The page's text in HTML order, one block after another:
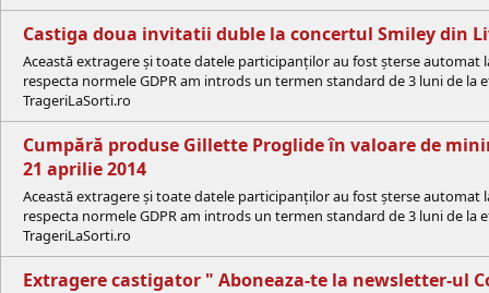
Castiga doua invitatii duble la concertul Smiley din
Această extragere și toate datele participanților au fost șterse
respecta normele GDPR am introds un termen standard de 3 luni de
TrageriLaSorti.ro
Cumpără produse Gillette Proglide în valoare de
21 aprilie 2014
Această extragere și toate datele participanților au fost șterse
respecta normele GDPR am introds un termen standard de 3 luni de
TrageriLaSorti.ro
Extragere castigator " Aboneaza-te la newsletter-ul